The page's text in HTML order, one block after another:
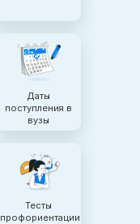
Даты
поступления в
вузы
Тесты
профориентации